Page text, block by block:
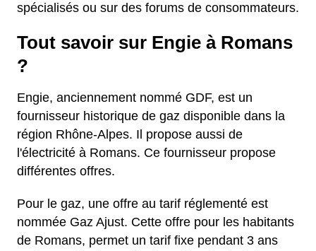
spécialisés ou sur des forums de consommateurs.
Tout savoir sur Engie à Romans
?
Engie, anciennement nommé GDF, est un
fournisseur historique de gaz disponible dans la
région Rhône-Alpes. Il propose aussi de
l'électricité à Romans. Ce fournisseur propose
différentes offres.
Pour le gaz, une offre au tarif réglementé est
nommée Gaz Ajust. Cette offre pour les habitants
de Romans, permet un tarif fixe pendant 3 ans